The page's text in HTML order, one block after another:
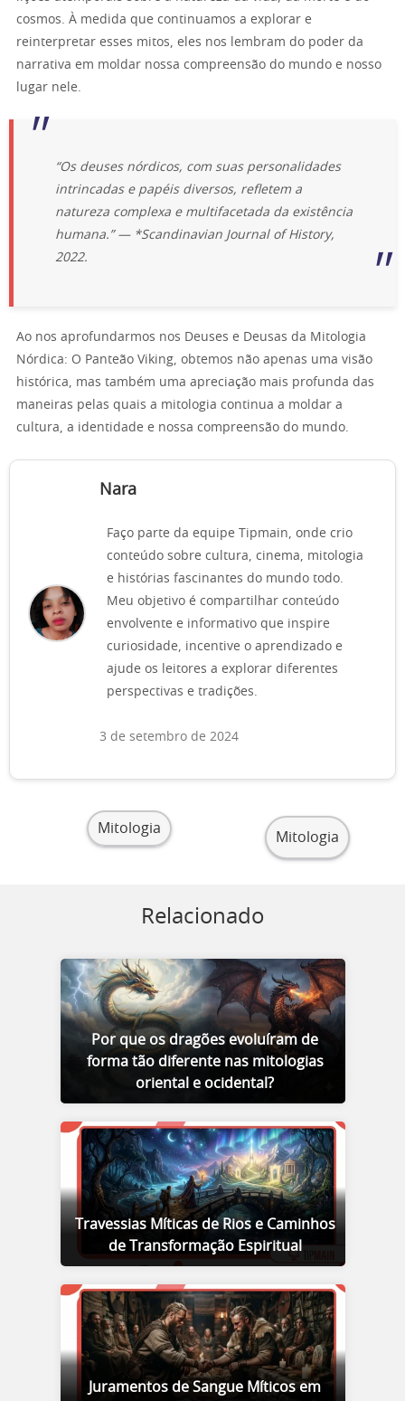
cosmos. À medida que continuamos a explorar e
reinterpretar esses mitos, eles nos lembram do poder da
narrativa em moldar nossa compreensão do mundo e nosso
lugar nele.
“Os deuses nórdicos, com suas personalidades
intrincadas e papéis diversos, refletem a
natureza complexa e multifacetada da existência
humana.” — *Scandinavian Journal of History,
2022.
Ao nos aprofundarmos nos Deuses e Deusas da Mitologia
Nórdica: O Panteão Viking, obtemos não apenas uma visão
histórica, mas também uma apreciação mais profunda das
maneiras pelas quais a mitologia continua a moldar a
cultura, a identidade e nossa compreensão do mundo.
Nara
Faço parte da equipe Tipmain, onde crio
conteúdo sobre cultura, cinema, mitologia
e histórias fascinantes do mundo todo.
Meu objetivo é compartilhar conteúdo
envolvente e informativo que inspire
curiosidade, incentive o aprendizado e
ajude os leitores a explorar diferentes
perspectivas e tradições.
3 de setembro de 2024
Mitologia
Mitologia
Relacionado
Por que os dragões evoluíram de
forma tão diferente nas mitologias
oriental e ocidental?
Travessias Míticas de Rios e Caminhos
de Transformação Espiritual
Juramentos de Sangue Míticos em